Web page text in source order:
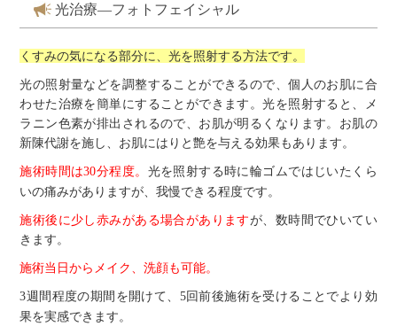
光治療―フォトフェイシャル
くすみの気になる部分に、光を照射する方法です。
光の照射量などを調整することができるので、個人のお肌に合
わせた治療を簡単にすることができます。光を照射すると、メ
ラニン色素が排出されるので、お肌が明るくなります。お肌の
新陳代謝を施し、お肌にはりと艶を与える効果もあります。
施術時間は30分程度。 光を照射する時に輪ゴムではじいたくら
いの痛みがありますが、我慢できる程度です。
施術後に少し赤みがある場合がありますが、数時間でひいてい
きます。
施術当日からメイク、洗顔も可能。
3週間程度の期間を開けて、 5回前後施術を受けることでより効
果を実感できます。